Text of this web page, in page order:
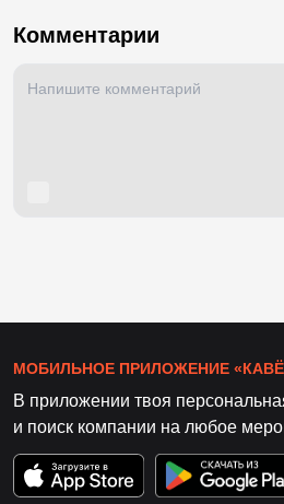
Комментарии
МОБИЛЬНОЕ ПРИЛОЖЕНИЕ
В приложении твоя
и поиск компании на любое